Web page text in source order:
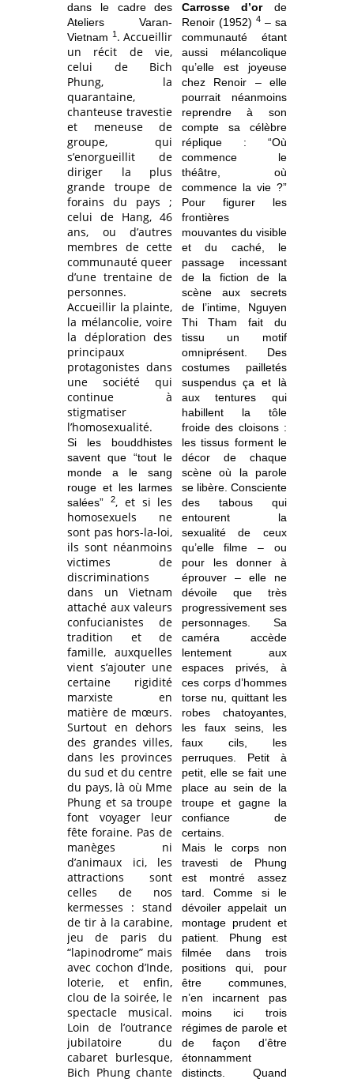
dans le cadre des
Ateliers Varan-
Vietnam 1. Accueillir
un récit de vie,
celui de Bich
Phung, la
quarantaine,
chanteuse travestie
et meneuse de
groupe, qui
s’enorgueillit de
diriger la plus
grande troupe de
forains du pays ;
celui de Hang, 46
ans, ou d’autres
membres de cette
communauté queer
d’une trentaine de
personnes.
Accueillir la plainte,
la mélancolie, voire
la déploration des
principaux
protagonistes dans
une société qui
continue à
stigmatiser
l’homosexualité.
Si les bouddhistes
savent que “tout le
monde a le sang
rouge et les larmes
salées”
2, et si les
homosexuels ne
sont pas hors-la-loi,
ils sont néanmoins
victimes de
discriminations
dans un Vietnam
attaché aux valeurs
confucianistes de
tradition et de
famille, auxquelles
vient s’ajouter une
certaine rigidité
marxiste en
matière de mœurs.
Surtout en dehors
des grandes villes,
dans les provinces
du sud et du centre
du pays, là où Mme
Phung et sa troupe
font voyager leur
fête foraine. Pas de
manèges ni
d’animaux ici, les
attractions sont
celles de nos
kermesses : stand
de tir à la carabine,
jeu de paris du
“lapinodrome” mais
avec cochon d’Inde,
loterie, et enfin,
clou de la soirée, le
spectacle musical.
Loin de l’outrance
jubilatoire du
cabaret burlesque,
Bich Phung chante
Carrosse d’or de
Renoir (1952) 4– sa
communauté étant
aussi mélancolique
qu’elle est joyeuse
chez Renoir – elle
pourrait néanmoins
reprendre à son
compte sa célèbre
réplique : “Où
commence le
théâtre, où
commence la vie ?”
Pour figurer les
frontières
mouvantes du visible
et du caché, le
passage incessant
de la fiction de la
scène aux secrets
de l’intime, Nguyen
Thi Tham fait du
tissu un motif
omniprésent. Des
costumes pailletés
suspendus ça et là
aux tentures qui
habillent la tôle
froide des cloisons :
les tissus forment le
décor de chaque
scène où la parole
se libère. Consciente
des tabous qui
entourent la
sexualité de ceux
qu’elle filme – ou
pour les donner à
éprouver – elle ne
dévoile que très
progressivement ses
personnages. Sa
caméra accède
lentement aux
espaces privés, à
ces corps d’hommes
torse nu, quittant les
robes chatoyantes,
les faux seins, les
faux cils, les
perruques. Petit à
petit, elle se fait une
place au sein de la
troupe et gagne la
confiance de
certains.
Mais le corps non
travesti de Phung
est montré assez
tard. Comme si le
dévoiler appelait un
montage prudent et
patient. Phung est
filmée dans trois
positions qui, pour
être communes,
n’en incarnent pas
moins ici trois
régimes de parole et
de façon d’être
étonnamment
distincts. Quand